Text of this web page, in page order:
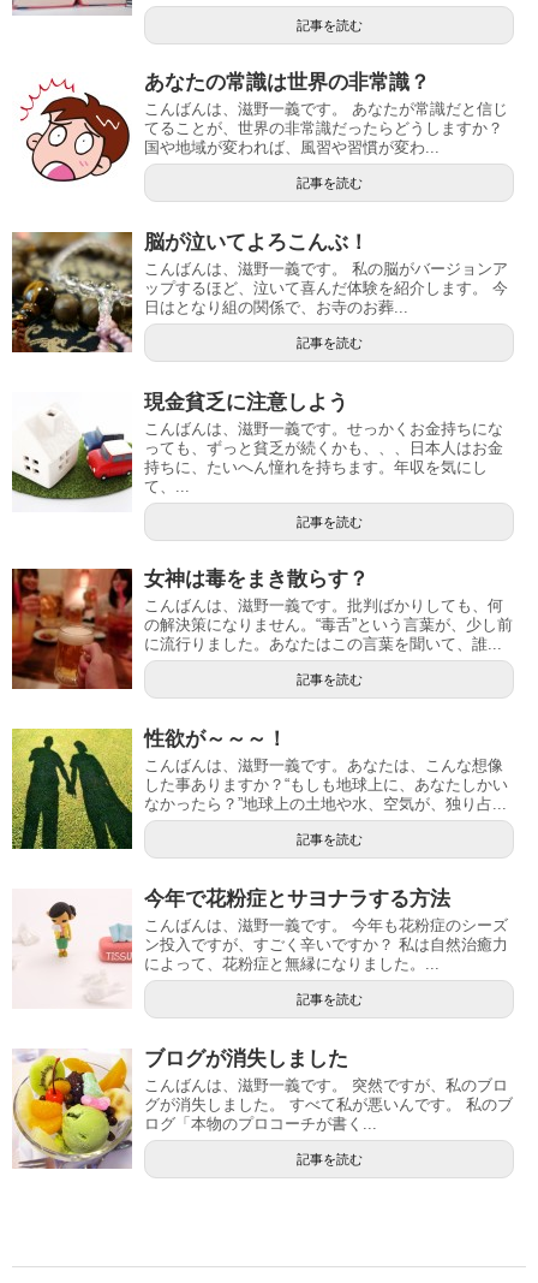
記事を読む
あなたの常識は世界の非常識？
こんばんは、滋野一義です。 あなたが常識だと信じ
てることが、世界の非常識だったらどうしますか？
国や地域が変われば、風習や習慣が変わ...
記事を読む
脳が泣いてよろこんぶ！
こんばんは、滋野一義です。 私の脳がバージョンア
ップするほど、泣いて喜んだ体験を紹介します。 今
日はとなり組の関係で、お寺のお葬...
記事を読む
現金貧乏に注意しよう
こんばんは、滋野一義です。せっかくお金持ちにな
っても、ずっと貧乏が続くかも、、、日本人はお金
持ちに、たいへん憧れを持ちます。年収を気にし
て、...
記事を読む
女神は毒をまき散らす？
こんばんは、滋野一義です。批判ばかりしても、何
の解決策になりません。“毒舌”という言葉が、少し前
に流行りました。あなたはこの言葉を聞いて、誰...
記事を読む
性欲が～～～！
こんばんは、滋野一義です。あなたは、こんな想像
した事ありますか？“もしも地球上に、あなたしかい
なかったら？”地球上の土地や水、空気が、独り占...
記事を読む
今年で花粉症とサヨナラする方法
こんばんは、滋野一義です。 今年も花粉症のシーズ
ン投入ですが、すごく辛いですか？ 私は自然治癒力
によって、花粉症と無縁になりました。...
記事を読む
ブログが消失しました
こんばんは、滋野一義です。 突然ですが、私のブロ
グが消失しました。 すべて私が悪いんです。 私のブ
ログ「本物のプロコーチが書く...
記事を読む